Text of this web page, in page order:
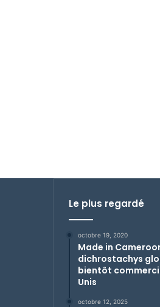
Le plus regardé
octobre 19, 2020
Made in
dichrostachys
bientôt
Unis
octobre 12, 2025